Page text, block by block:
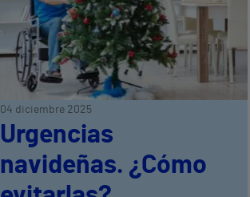
04 diciembre 2025
Urgencias
navideñas. ¿Cómo